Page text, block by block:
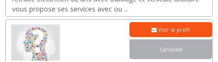
vous propose ses services avec ou ...
Voir le profil
Candidat